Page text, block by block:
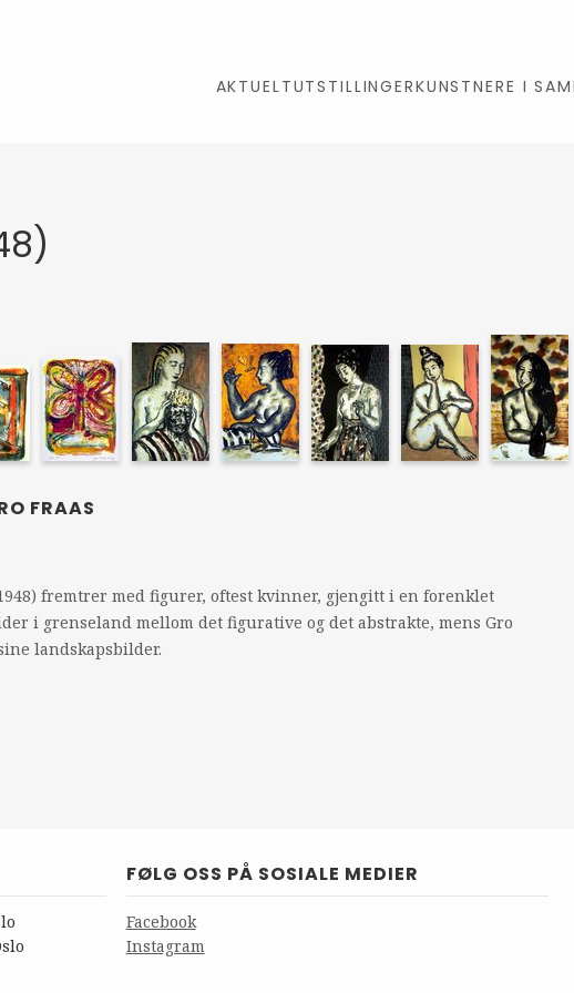
AKTUELTUTSTILLINGERKUNSTNERE I
FRAAS
fremtrer med figurer, oftest kvinner, gjengitt i en forenklet
i grenseland mellom det figurative og det abstrakte, mens Gro
landskapsbilder.
FØLG OSS PÅ SOSIALE MEDIER
Facebook
Instagram